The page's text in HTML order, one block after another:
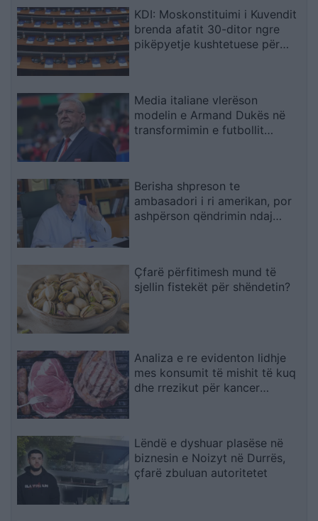
KDI: Moskonstituimi i Kuvendit
brenda afatit 30-ditor ngre
pikëpyetje kushtetuese për
Media italiane vlerëson
modelin e Armand Dukës në
transformimin e futbollit
Berisha shpreson te
ambasadori i ri amerikan, por
ashpërson qëndrimin ndaj
Çfarë përfitimesh mund të
sjellin fistekët për shëndetin?
Analiza e re evidenton lidhje
mes konsumit të mishit të kuq
dhe rrezikut për kancer
Lëndë e dyshuar plasëse në
biznesin e Noizyt në Durrës,
çfarë zbuluan autoritetet